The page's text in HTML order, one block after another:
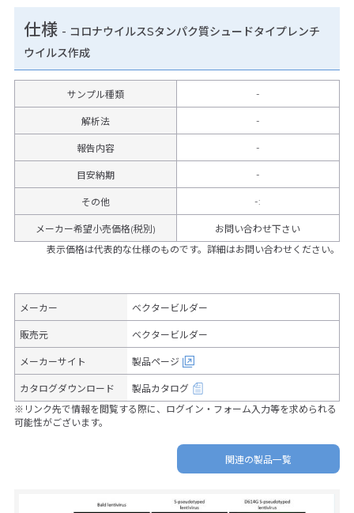
仕様 - コロナウイルスSタンパク質シュードタイプレンチ
ウイルス作成
サンプル種類 -
解析法 -
報告内容 -
目安納期 -
その他 -:
メーカー希望小売価格(税別)
お問い合わせ下さい
表示価格は代表的な仕様のものです。詳細はお問い合わせください。
メーカー ベクタービルダー
販売元 ベクタービルダー
メーカーサイト 製品ページ
カタログダウンロード
製品カタログ
※リンク先で情報を閲覧する際に、ログイン・フォーム入力等を求められる
可能性がございます。
関連の製品一覧